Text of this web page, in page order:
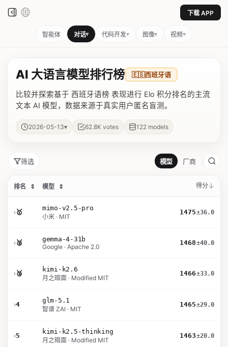
下载 APP
智能体 对话▾ 代码开发▾ 图像▾ 视频▾
AI 大语言模型排行榜 🇪🇸西班牙语
比较并探索基于 西班牙语榜 表现进行 Elo 积分排名的主流
文本 AI 模型，数据来源于真实用户匿名盲测。
2026-05-13▾ 62.8K votes 122 models
筛选 模型 厂商
排名 ⇕ 模型 ⇕ 得分
›🥇
mimo-v2.5-pro
小米 · MIT
1475±36.0
›🥈
gemma-4-31b
Google · Apache 2.0
1468±40.0
›🥉
kimi-k2.6
月之暗面 · Modified MIT
1466±33.0
›4
glm-5.1
智谱 ZAI · MIT
1465±29.0
›5
kimi-k2.5-thinking
月之暗面 · Modified MIT
1463±20.0